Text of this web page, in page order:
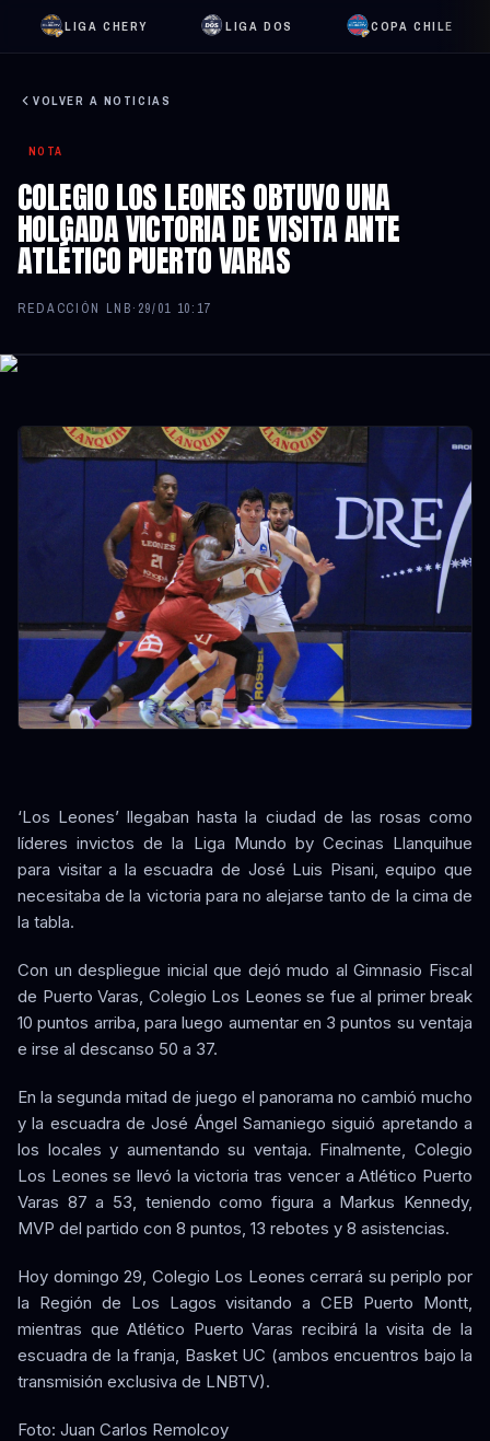
LIGA CHERY LIGA DOS COPA CHILE
VOLVER A NOTICIAS
NOTA
COLEGIO LOS LEONES OBTUVO UNA
HOLGADA VICTORIA DE VISITA ANTE
ATLÉTICO PUERTO VARAS
REDACCIÓN LNB· 29/01 10:17
‘Los Leones’ llegaban hasta la ciudad de las rosas como
líderes invictos de la Liga Mundo by Cecinas Llanquihue
para visitar a la escuadra de José Luis Pisani, equipo que
necesitaba de la victoria para no alejarse tanto de la cima de
la tabla.
Con un despliegue inicial que dejó mudo al Gimnasio Fiscal
de Puerto Varas, Colegio Los Leones se fue al primer break
10 puntos arriba, para luego aumentar en 3 puntos su ventaja
e irse al descanso 50 a 37.
En la segunda mitad de juego el panorama no cambió mucho
y la escuadra de José Ángel Samaniego siguió apretando a
los locales y aumentando su ventaja. Finalmente, Colegio
Los Leones se llevó la victoria tras vencer a Atlético Puerto
Varas 87 a 53, teniendo como figura a Markus Kennedy,
MVP del partido con 8 puntos, 13 rebotes y 8 asistencias.
Hoy domingo 29, Colegio Los Leones cerrará su periplo por
la Región de Los Lagos visitando a CEB Puerto Montt,
mientras que Atlético Puerto Varas recibirá la visita de la
escuadra de la franja, Basket UC (ambos encuentros bajo la
transmisión exclusiva de LNBTV).
Foto: Juan Carlos Remolcoy